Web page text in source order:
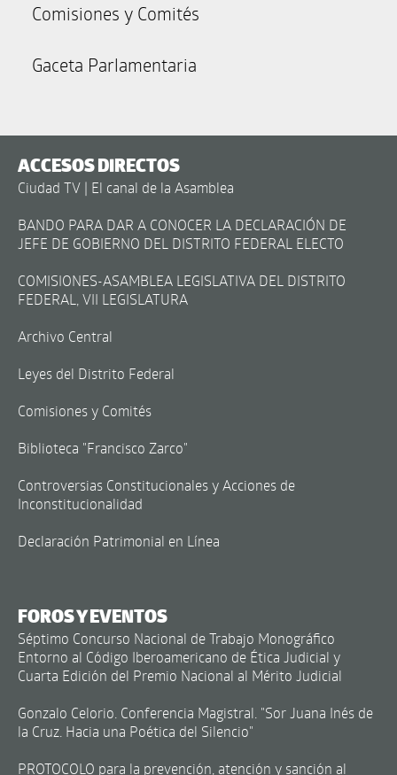
Comisiones y Comités
Gaceta Parlamentaria
ACCESOS DIRECTOS
Ciudad TV | El canal de la Asamblea
BANDO PARA DAR A CONOCER LA DECLARACIÓN DE
JEFE DE GOBIERNO DEL DISTRITO FEDERAL ELECTO
COMISIONES-ASAMBLEA LEGISLATIVA DEL DISTRITO
FEDERAL, VII LEGISLATURA
Archivo Central
Leyes del Distrito Federal
Comisiones y Comités
Biblioteca "Francisco Zarco"
Controversias Constitucionales y Acciones de
Inconstitucionalidad
Declaración Patrimonial en Línea
FOROS Y EVENTOS
Séptimo Concurso Nacional de Trabajo Monográfico
Entorno al Código Iberoamericano de Ética Judicial y
Cuarta Edición del Premio Nacional al Mérito Judicial
Gonzalo Celorio. Conferencia Magistral. "Sor Juana Inés de
la Cruz. Hacia una Poética del Silencio"
PROTOCOLO para la prevención, atención y sanción al